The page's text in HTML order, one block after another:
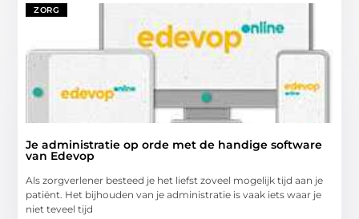
ZORG
Je administratie op orde met de handige software
van Edevop
Als zorgverlener besteed je het liefst zoveel mogelijk tijd aan je
patiënt. Het bijhouden van je administratie is vaak iets waar je
niet teveel tijd